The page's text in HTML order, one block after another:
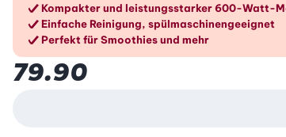
Die Vorteile im
Kompakter und leistungsstarker 600-Watt-
Einfache Reinigung, spülmaschinengeeignet
Perfekt für Smoothies und mehr
79.90